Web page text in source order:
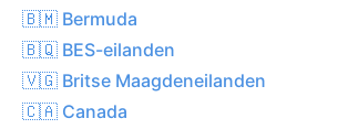
🇧🇲 Bermuda
🇧🇶 BES-eilanden
🇻🇬 Britse Maagdeneilanden
🇨🇦 Canada